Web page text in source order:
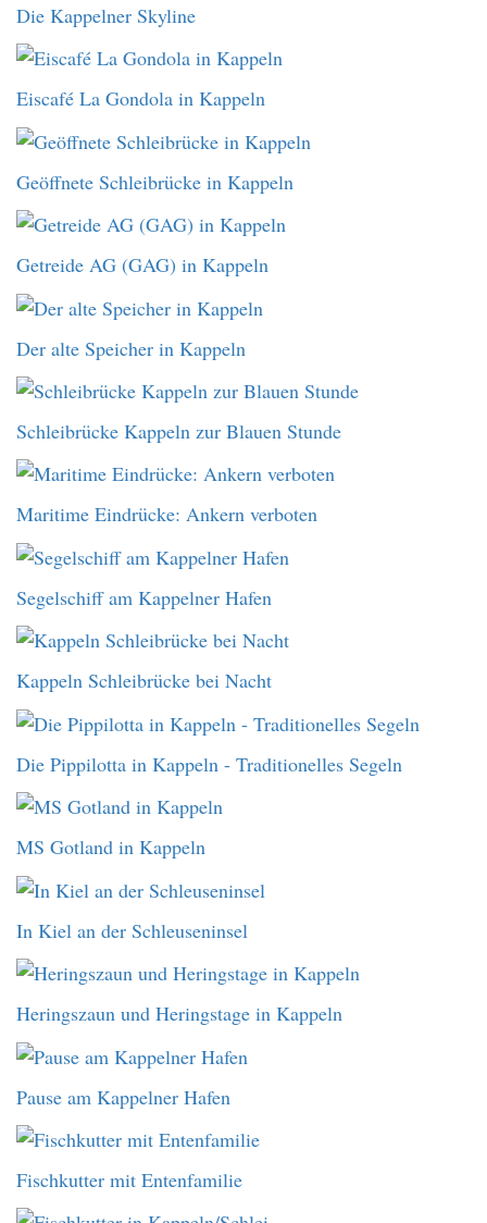
Die Kappelner Skyline
Eiscafé La Gondola in Kappeln
Geöffnete Schleibrücke in Kappeln
Getreide AG (GAG) in Kappeln
Der alte Speicher in Kappeln
Schleibrücke Kappeln zur Blauen Stunde
Maritime Eindrücke: Ankern verboten
Segelschiff am Kappelner Hafen
Kappeln Schleibrücke bei Nacht
Die Pippilotta in Kappeln - Traditionelles Segeln
MS Gotland in Kappeln
In Kiel an der Schleuseninsel
Heringszaun und Heringstage in Kappeln
Pause am Kappelner Hafen
Fischkutter mit Entenfamilie